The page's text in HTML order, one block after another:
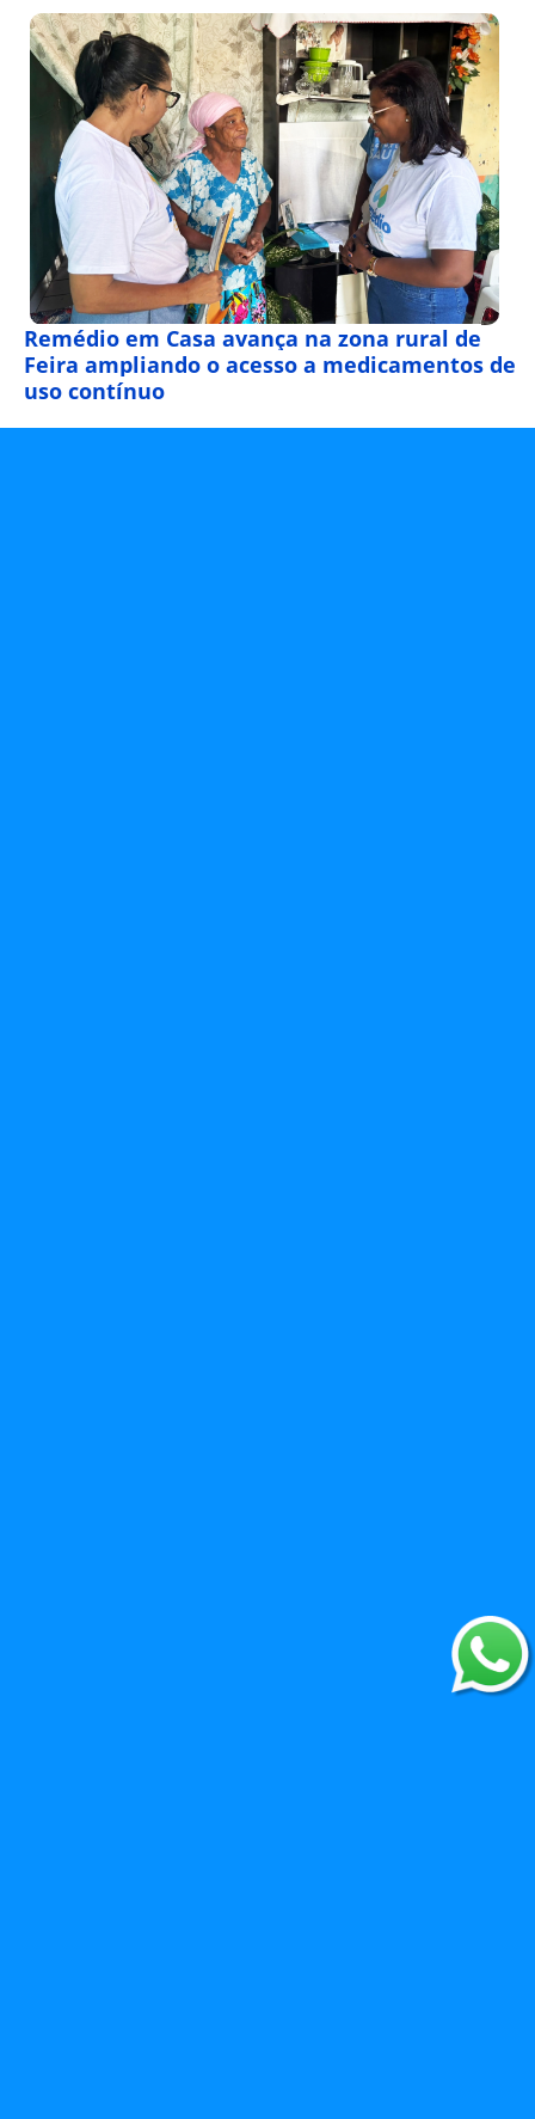
Remédio em Casa avança na zona rural de
Feira ampliando o acesso a medicamentos de
uso contínuo